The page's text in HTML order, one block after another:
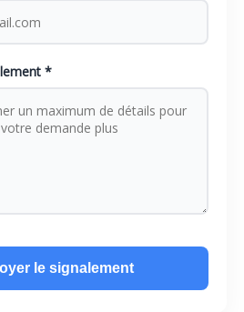
*
le signalement